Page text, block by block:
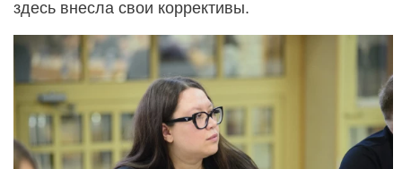
здесь внесла свои коррективы.